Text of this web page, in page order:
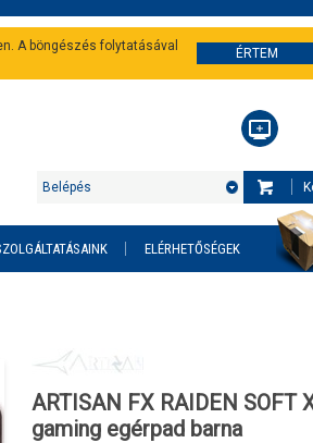
A böngészés folytatásával
ÉRTEM
Belépés
ELÉRHETŐSÉGEK
ARTISAN FX RAIDEN SOFT
gaming egérpad barna